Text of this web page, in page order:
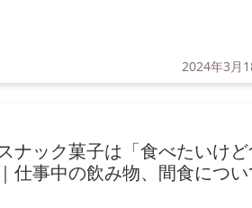
2024年3月
ナック菓子は「食べたいけど
仕事中の飲み物、間食につい